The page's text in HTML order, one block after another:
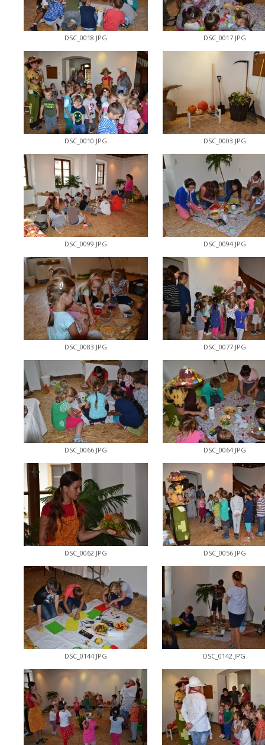
DSC_0018.JPG DSC_0017.JPG
DSC_0010.JPG DSC_0003.JPG
DSC_0099.JPG DSC_0094.JPG
DSC_0083.JPG DSC_0077.JPG
DSC_0066.JPG DSC_0064.JPG
DSC_0062.JPG DSC_0056.JPG
DSC_0144.JPG DSC_0142.JPG